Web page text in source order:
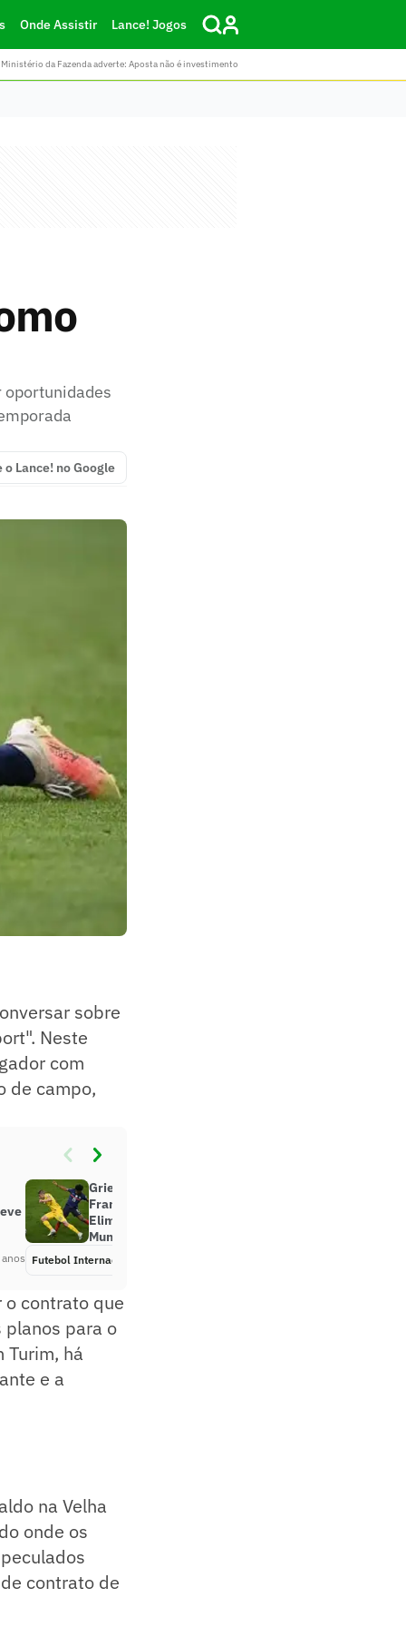
Onde Assistir Lance! Jogos
da Fazenda adverte: Aposta não é investimento
oportunidades
o Lance! no Google
sobre
Neste
com
de campo,
Griezmann marca golaço, mas
França empata com Ucrânia pelas
Eliminatórias para a Copa do
Mundo
Futebol Internacional
contrato que
planos para o
há
e a
na Velha
onde os
contrato de